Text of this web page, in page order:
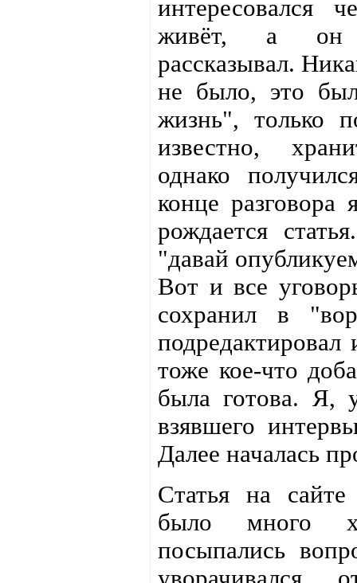
интересовался
живёт, а он
рассказывал.
не было, это
жизнь", только
известно,
однако
конце разговора
рождается
"давай
Вот и все
сохранил в
тоже кое-что
была готова. Я,
взявшего
Далее началась
Статья на
было много
посыпались